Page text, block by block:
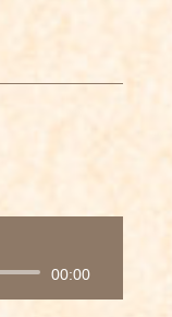
00:00